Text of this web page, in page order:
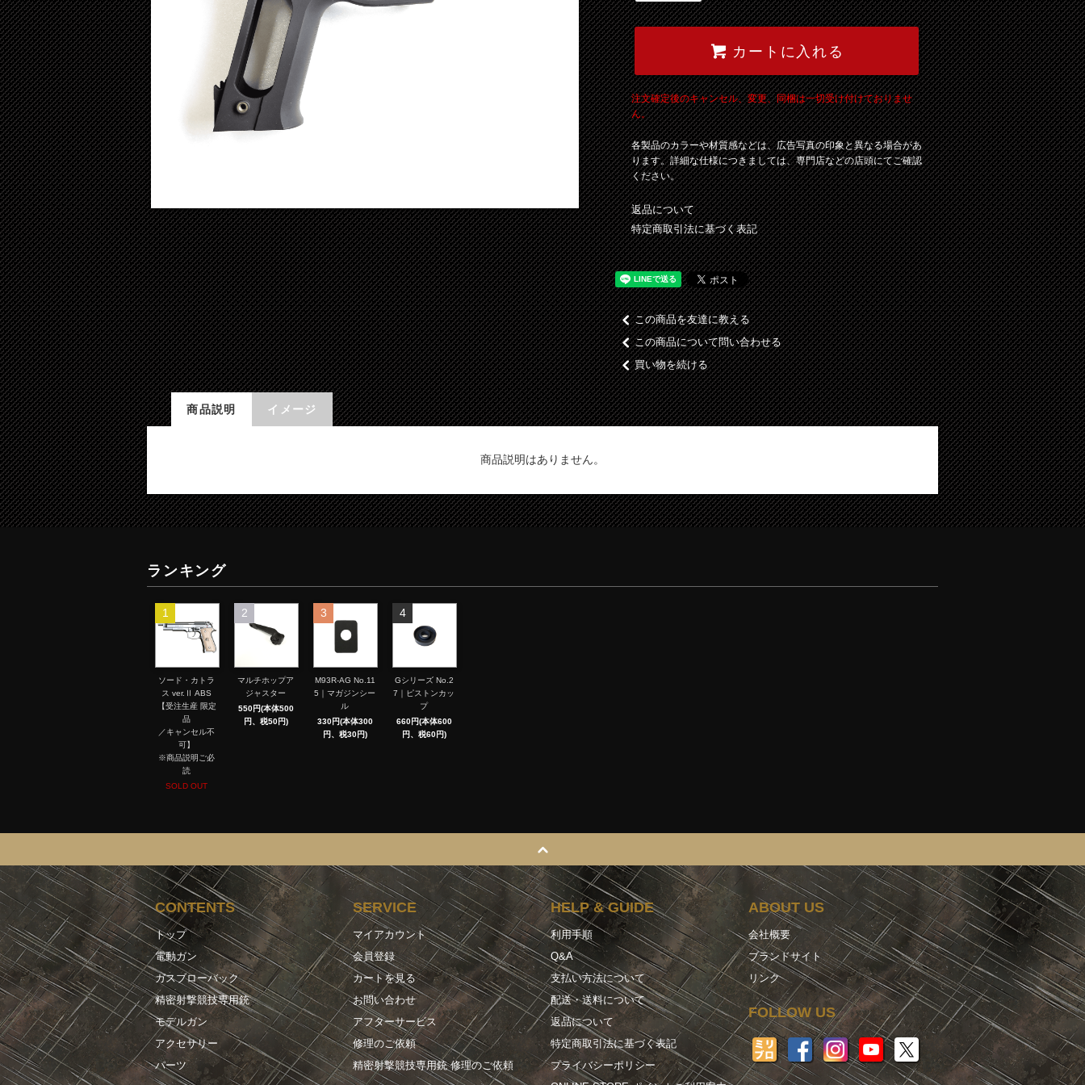
カートに入れる
注文確定後のキャンセル、変更、同梱は一切受け付けておりませ
ん。
各製品のカラーや材質感などは、広告写真の印象と異なる場合があ
ります。詳細な仕様につきましては、専門店などの店頭にてご確認
ください。
返品について
特定商取引法に基づく表記
この商品を友達に教える
この商品について問い合わせる
買い物を続ける
商品説明 イメージ
商品説明はありません。
ランキング
1
ソード・カトラ
ス ver.Ⅱ ABS
【受注生産 限定
品
／キャンセル不
可】
※商品説明ご必
読
SOLD OUT
2
マルチホップア
ジャスター
550円(本体500
円、税50円)
3
M93R-AG No.11
5｜マガジンシー
ル
330円(本体300
円、税30円)
4
Gシリーズ No.2
7｜ピストンカッ
プ
660円(本体600
円、税60円)
CONTENTS
トップ
電動ガン
ガスブローバック
精密射撃競技専用銃
モデルガン
アクセサリー
パーツ
SERVICE
マイアカウント
会員登録
カートを見る
お問い合わせ
アフターサービス
修理のご依頼
精密射撃競技専用銃 修理のご依頼
HELP & GUIDE
利用手順
Q&A
支払い方法について
配送・送料について
返品について
特定商取引法に基づく表記
プライバシーポリシー
ABOUT US
会社概要
ブランドサイト
リンク
FOLLOW US